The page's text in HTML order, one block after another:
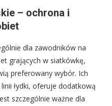
– ochrona i
dla zawodników na
grających w siatkówkę,
preferowany wybór. Ich
łydki, oferuje dodatkową
szczególnie ważne dla